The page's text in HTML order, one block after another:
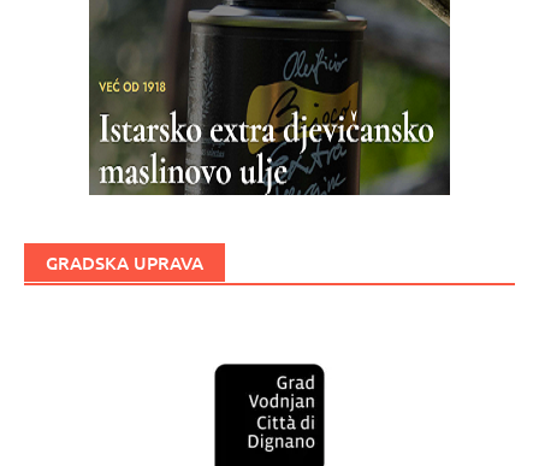
GRADSKA UPRAVA